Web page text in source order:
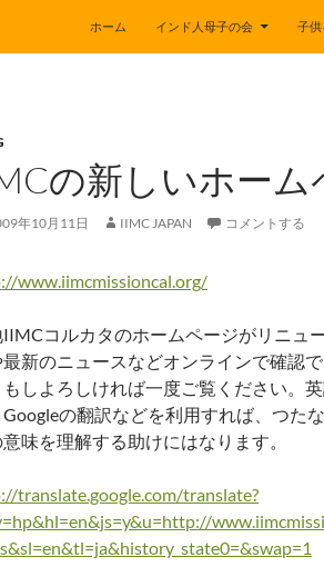
ホーム インド人母子の会 子
の新しいホーム
年10月11日 IIMC JAPAN コメントする
www.iimcmissioncal.org/
コルカタのホームページがリニュ
新のニュースなどオンラインで確認
もしよろしければ一度ご覧ください。
Googleの翻訳などを利用すれば、つた
味を理解する助けにはなります。
translate.google.com/translate?